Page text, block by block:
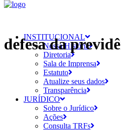
INSTITUCIONAL
Nossa História
Diretoria
Sala de Imprensa
Estatuto
Atualize seus dados
Transparência
JURÍDICO
Sobre o Jurídico
Ações
Consulta TRFs
defesa da